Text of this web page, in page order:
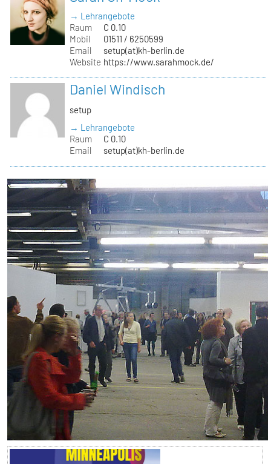
→ Lehrangebote
Raum
C 0.10
Mobil
01511 / 6250599
Email
setup(at)kh-berlin.de
Website https://www.sarahmock.de/
Daniel Windisch
setup
→ Lehrangebote
Raum
C 0.10
Email
setup(at)kh-berlin.de